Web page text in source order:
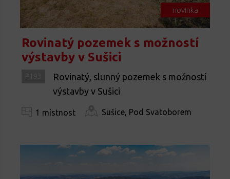
novinka
Rovinatý pozemek s možností
výstavby v Sušici
Rovinatý, slunný pozemek s možností
výstavby v Sušici
1 místnost Sušice, Pod Svatoborem